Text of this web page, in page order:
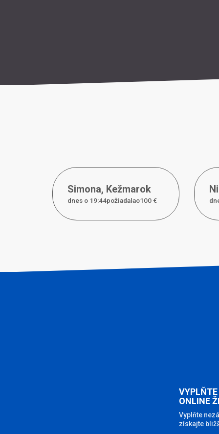
Simona, Kežmarok
dnes o 19:44požiadalao100 €
ONLINE
Vyplňte
získajte